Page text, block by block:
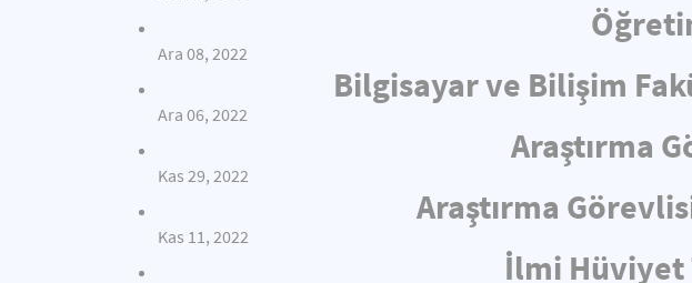
Ara 08, 2022
Bilgisayar ve Bilişim
Ara 06, 2022
Araştırma
Kas 29, 2022
Araştırma
Kas 11, 2022
İlmi Hüviyet